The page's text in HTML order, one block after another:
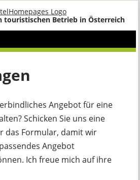
touristischen Betrieb in Österreich
Angebot für eine
Schicken Sie uns eine
das Formular, damit wir
Angebot
Ich freue mich auf ihre